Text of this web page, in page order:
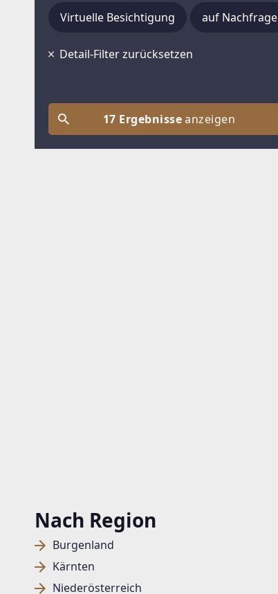
Virtuelle Besichtigung auf Nachfrage
Detail-Filter zurücksetzen
17 Ergebnisseanzeigen
Nach Region
Burgenland
Kärnten
Niederösterreich